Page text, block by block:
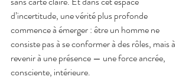
d’incertitude, une vérité plus profonde
commence à émerger : être un homme ne
consiste pas à se conformer à des rôles, mais à
revenir à une présence — une force ancrée,
consciente, intérieure.